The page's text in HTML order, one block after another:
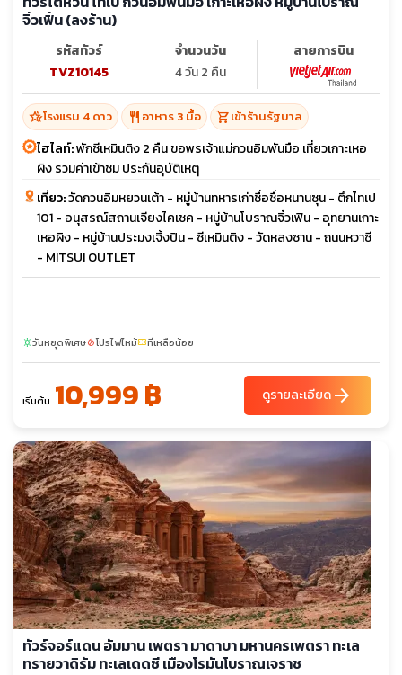
จิ่วเฟิ่น (ลงร้าน)
รหัสทัวร์
TVZ10145
จำนวนวัน
4 วัน 2 คืน
สายการบิน
hotel_classโรงแรม 4 ดาว restaurant อาหาร 3 มื้อ shopping_cartเข้าร้านรัฐบาล
ไฮไลท์:พักซีเหมินติง 2 คืน ขอพรเจ้าแม่กวนอิมพันมือ เที่ยวเกาะเหอ
ผิง รวมค่าเข้าชม ประกันอุบัติเหตุ
เที่ยว:วัดกวนอิมหยวนเต้า - หมู่บ้านทหารเก่าชื่อชื่อหนานซุน - ตึกไทเป
101 - อนุสรณ์สถานเจียงไคเชค - หมู่บ้านโบราณจิ๋วเฟิน - อุทยานเกาะ
เหอผิง - หมู่บ้านประมงเจิ้งปิน - ซีเหมินติง - วัดหลงซาน - ถนนหวาซี
- MITSUI OUTLET
sunnyวันหยุดพิเศษlocal_fire_departmentโปรไฟไหม้confirmation_numberที่เหลือน้อย
เริ่มต้น 10,999 ฿ ดูรายละเอียดarrow_forward
ทัวร์จอร์แดน อัมมาน เพตรา มาดาบา มหานครเพตรา ทะเล
ทรายวาดิรัม ทะเลเดดซี เมืองโรมันโบราณเจราช